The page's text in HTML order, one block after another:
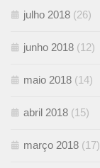
julho 2018 (26)
junho 2018 (12)
maio 2018 (14)
abril 2018 (15)
março 2018 (17)